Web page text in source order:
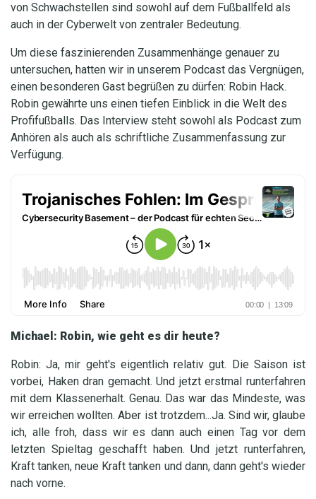
von Schwachstellen sind sowohl auf dem Fußballfeld als
auch in der Cyberwelt von zentraler Bedeutung.
Um diese faszinierenden Zusammenhänge genauer zu
untersuchen, hatten wir in unserem Podcast das Vergnügen,
einen besonderen Gast begrüßen zu dürfen: Robin Hack.
Robin gewährte uns einen tiefen Einblick in die Welt des
Profifußballs. Das Interview steht sowohl als Podcast zum
Anhören als auch als schriftliche Zusammenfassung zur
Verfügung.
Michael: Robin, wie geht es dir heute?
Robin: Ja, mir geht's eigentlich relativ gut. Die Saison ist
vorbei, Haken dran gemacht. Und jetzt erstmal runterfahren
mit dem Klassenerhalt. Genau. Das war das Mindeste, was
wir erreichen wollten. Aber ist trotzdem...Ja. Sind wir, glaube
ich, alle froh, dass wir es dann auch einen Tag vor dem
letzten Spieltag geschafft haben. Und jetzt runterfahren,
Kraft tanken, neue Kraft tanken und dann, dann geht's wieder
nach vorne.